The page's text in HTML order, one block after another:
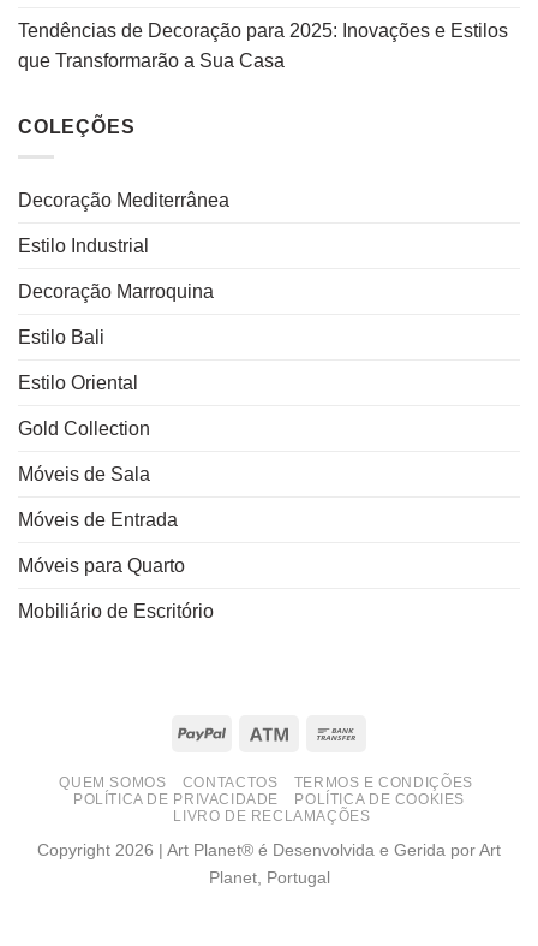
Tendências de Decoração para 2025: Inovações e Estilos
que Transformarão a Sua Casa
COLEÇÕES
Decoração Mediterrânea
Estilo Industrial
Decoração Marroquina
Estilo Bali
Estilo Oriental
Gold Collection
Móveis de Sala
Móveis de Entrada
Móveis para Quarto
Mobiliário de Escritório
PayPal Atm
QUEM SOMOS CONTACTOS
TERMOS E CONDIÇÕES
POLÍTICA DE PRIVACIDADE
POLÍTICA DE COOKIES
LIVRO DE RECLAMAÇÕES
Copyright 2026 | Art Planet® é Desenvolvida e Gerida por Art
Planet, Portugal